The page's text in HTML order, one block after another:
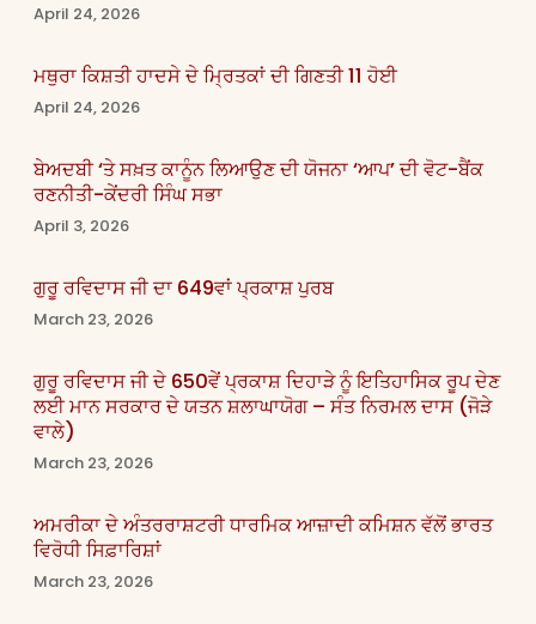
April 24, 2026
ਮਥੁਰਾ ਕਿਸ਼ਤੀ ਹਾਦਸੇ ਦੇ ਮ੍ਰਿਤਕਾਂ ਦੀ ਗਿਣਤੀ 11 ਹੋਈ
April 24, 2026
ਬੇਅਦਬੀ ‘ਤੇ ਸਖ਼ਤ ਕਾਨੂੰਨ ਲਿਆਉਣ ਦੀ ਯੋਜਨਾ ‘ਆਪ’ ਦੀ ਵੋਟ-ਬੈਂਕ
ਰਣਨੀਤੀ-ਕੇਂਦਰੀ ਸਿੰਘ ਸਭਾ
April 3, 2026
ਗੁਰੂ ਰਵਿਦਾਸ ਜੀ ਦਾ 649ਵਾਂ ਪ੍ਰਕਾਸ਼ ਪੁਰਬ
March 23, 2026
ਗੁਰੂ ਰਵਿਦਾਸ ਜੀ ਦੇ 650ਵੇਂ ਪ੍ਰਕਾਸ਼ ਦਿਹਾੜੇ ਨੂੰ ਇਤਿਹਾਸਿਕ ਰੂਪ ਦੇਣ
ਲਈ ਮਾਨ ਸਰਕਾਰ ਦੇ ਯਤਨ ਸ਼ਲਾਘਾਯੋਗ – ਸੰਤ ਨਿਰਮਲ ਦਾਸ (ਜੋੜੇ
ਵਾਲੇ)
March 23, 2026
ਅਮਰੀਕਾ ਦੇ ਅੰਤਰਰਾਸ਼ਟਰੀ ਧਾਰਮਿਕ ਆਜ਼ਾਦੀ ਕਮਿਸ਼ਨ ਵੱਲੋਂ ਭਾਰਤ
ਵਿਰੋਧੀ ਸਿਫ਼ਾਰਿਸ਼ਾਂ
March 23, 2026